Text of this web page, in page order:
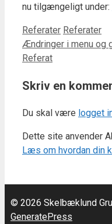
nu tilgængeligt under:
Kategorier
Referater Tags
Referater
Ændringer i menu og
Referat
Skriv en
Du skal være logget
Dette site anvender
Læs om hvordan din
© 2026 Skelbæklund
GeneratePress